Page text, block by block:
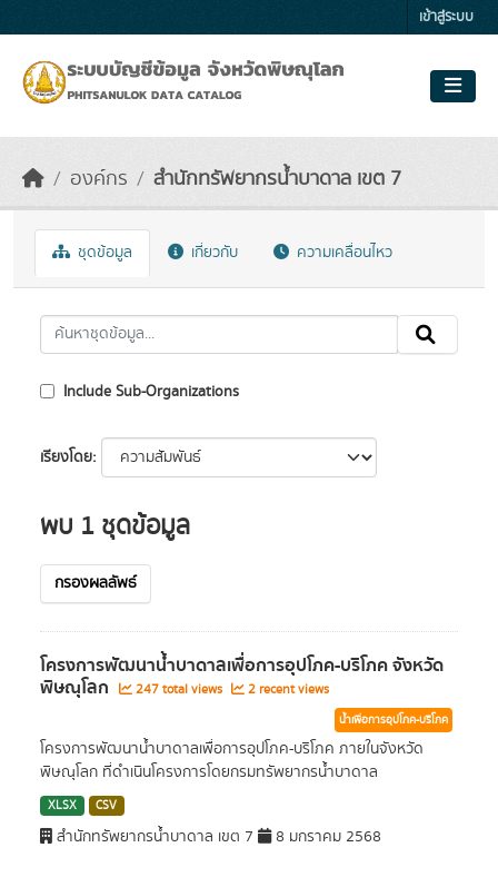
เข้าสู่ระบบ
องค์กร สำนักทรัพยากรน้ำบาดาล เขต 7
ชุดข้อมูล เกี่ยวกับ ความเคลื่อนไหว
Include Sub-Organizations
เรียงโดย
พบ 1 ชุดข้อมูล
กรองผลลัพธ์
โครงการพัฒนาน้ำบาดาลเพื่อการอุปโภค-บริโภค จังหวัด
พิษณุโลก 247 total views 2 recent views
น้ำเพื่อการอุปโภค-บริโภค
โครงการพัฒนาน้ำบาดาลเพื่อการอุปโภค-บริโภค ภายในจังหวัด
พิษณุโลก ที่ดำเนินโครงการโดยกรมทรัพยากรน้ำบาดาล
XLSX CSV
สำนักทรัพยากรน้ำบาดาล เขต 7 8 มกราคม 2568